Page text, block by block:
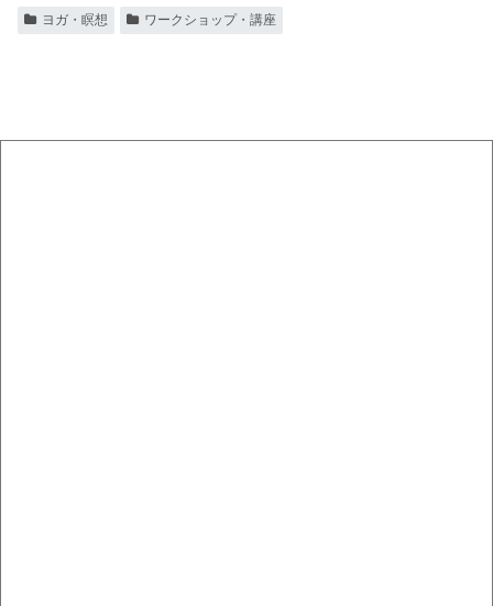
ヨガ・瞑想 ワークショップ・講座